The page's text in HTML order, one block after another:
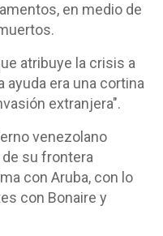
en medio de
atribuye la crisis a
ayuda era una cortina
extranjera".
venezolano
su frontera
con Aruba, con lo
con Bonaire y